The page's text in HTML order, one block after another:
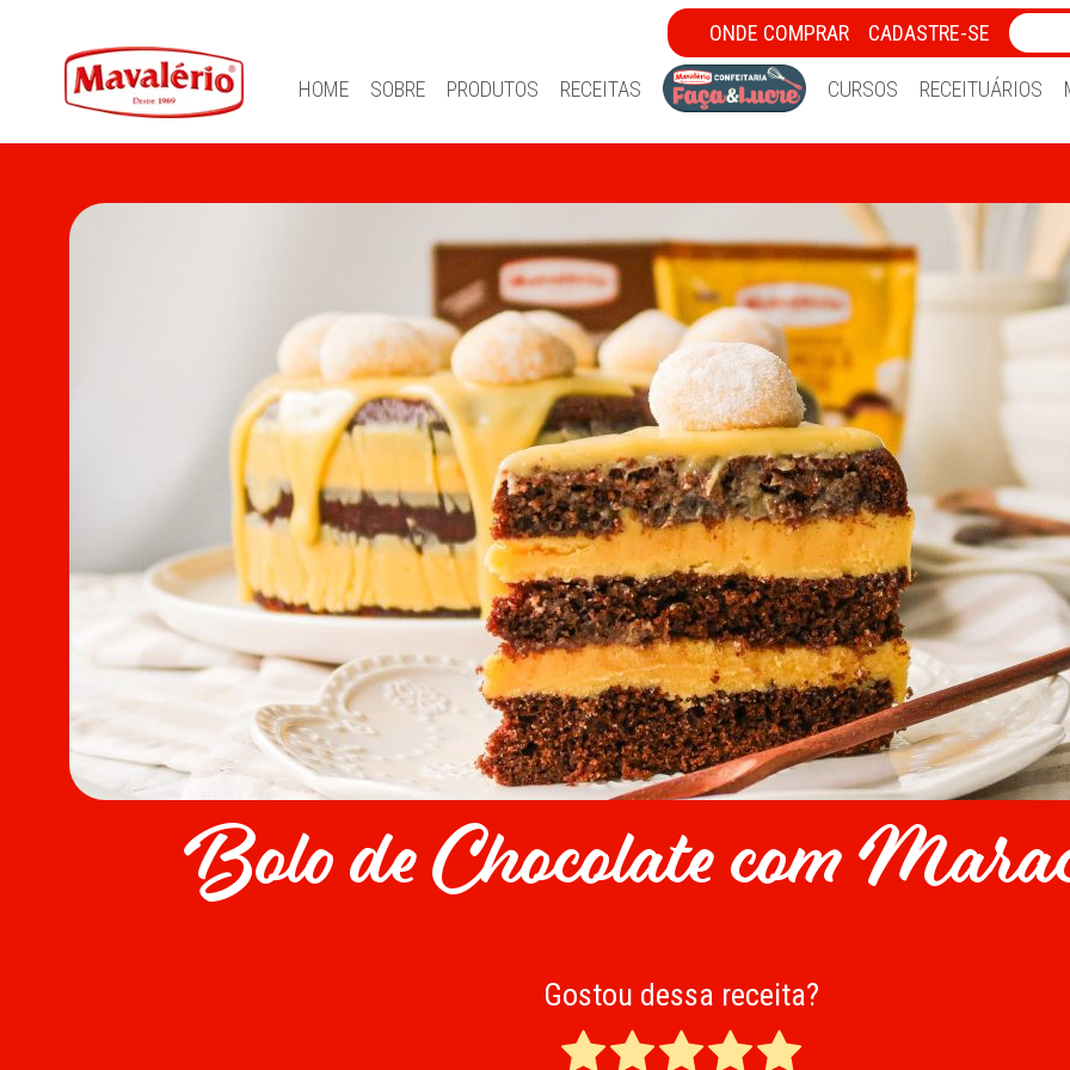
ONDE COMPRAR CADASTRE-SE
HOME SOBRE PRODUTOS RECEITAS CURSOS RECEITUÁRIOS
Bolo de Chocolate com
Gostou dessa receita?